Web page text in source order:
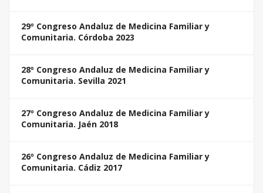
29º Congreso Andaluz de Medicina Familiar y
Comunitaria. Córdoba 2023
28º Congreso Andaluz de Medicina Familiar y
Comunitaria. Sevilla 2021
27º Congreso Andaluz de Medicina Familiar y
Comunitaria. Jaén 2018
26º Congreso Andaluz de Medicina Familiar y
Comunitaria. Cádiz 2017